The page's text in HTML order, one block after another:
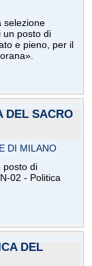
selezione
un posto di
e pieno, per il
DEL SACRO
DI MILANO
posto di
02 - Politica
DEL